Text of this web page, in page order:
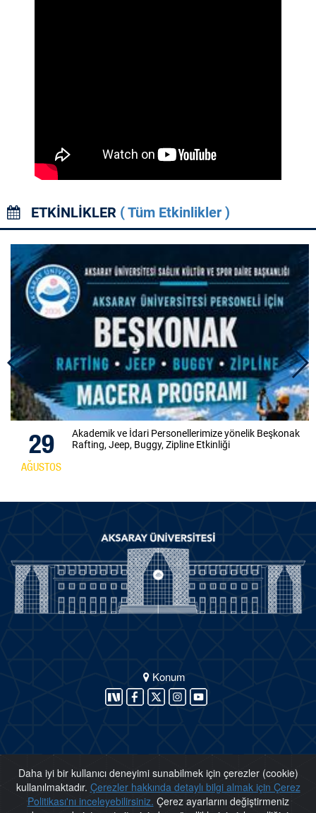
ETKİNLİKLER ( Tüm Etkinlikler )
ve İdari Personellerimize yönelik Beşkonak
Buggy, Zipline Etkinliği
9
Konum
Daha iyi bir kullanıcı deneyimi sunabilmek için çerezler (cookie)
kullanılmaktadır. Çerezler hakkında detaylı bilgi almak için Çerez
Politikası'nı inceleyebilirsiniz. Çerez ayarlarını değiştirmeniz